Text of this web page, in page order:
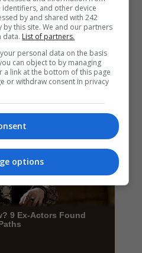
and other device
by and shared with 242
this site. We and our partners
data. List of partners.
personal data on the basis
can object to by managing
link at the bottom of this page
or withdraw consent in privacy
options